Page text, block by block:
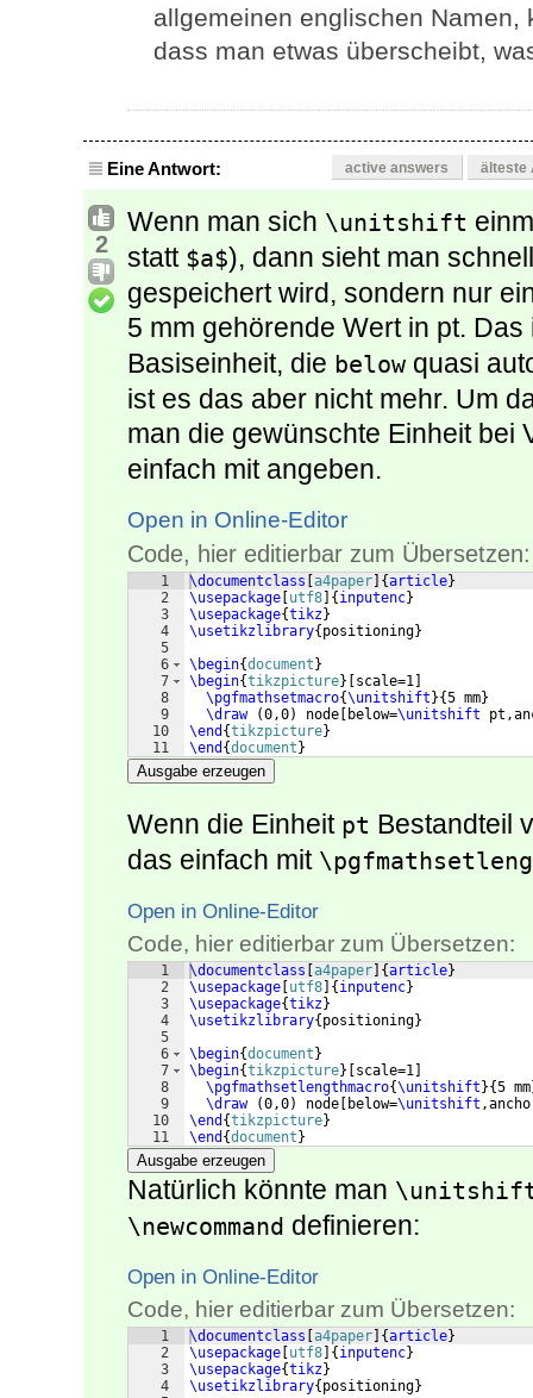
allgemeinen englischen
dass man etwas überscheibt,
Eine Antwort: active answers älteste
2
Wenn man sich \unitshift
statt $a$), dann sieht man
gespeichert wird, sondern nur
5 mm gehörende Wert in pt.
Basiseinheit, die below quasi
ist es das aber nicht mehr. Um
man die gewünschte Einheit bei
einfach mit angeben.
Open in Online-Editor
Code, hier editierbar zum Übersetzen:
1
2
3
4
5
6
7
8
9
10
11
\documentclass a4paper {article}
\usepackage utf8 { inputenc}
\usepackage{tikz}
\usetikzlibrary{ positioning}
\begin{document }
\begin{tikzpicture} scale=1
\pgfmathsetmacro{\unitshift }{5 mm}
\draw
(0,0) node below=\unitshift
\end {tikzpicture}
\end {document }
Ausgabe erzeugen
Wenn die Einheit pt Bestandteil
das einfach mit
Open in Online-Editor
Code, hier editierbar zum Übersetzen:
1
2
3
4
5
6
7
8
9
10
11
\documentclass a4paper {article}
\usepackage utf8 { inputenc}
\usepackage{tikz}
\usetikzlibrary{ positioning}
\begin{document }
\begin{tikzpicture} scale=1
\pgfmathsetlengthmacro{\unitshift }{5 mm
\draw
(0,0) node below=\unitshift
\end {tikzpicture}
\end {document }
Ausgabe erzeugen
Natürlich könnte man
\newcommand definieren:
Open in Online-Editor
Code, hier editierbar zum Übersetzen:
1
2
3
4
\documentclass a4paper {article}
\usepackage utf8 { inputenc}
\usepackage{tikz}
\usetikzlibrary{ positioning}